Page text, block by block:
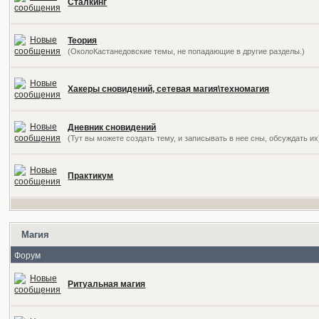
Сталкинг
Теория
(ОколоКастанедовские темы, не попадающие в другие разделы.)
Хакеры сновидений, сетевая магия\техномагия
Дневник сновидений
(Тут вы можете создать тему, и записывать в нее сны, обсуждать
Практикум
Магия
Форум
Ритуальная магия